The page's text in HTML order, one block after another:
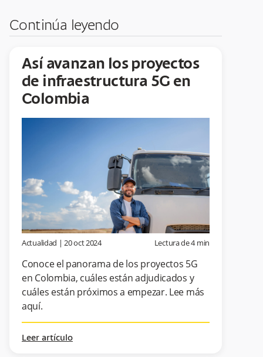
Continúa leyendo
Así avanzan los proyectos
de infraestructura 5G en
Colombia
Actualidad |20 oct 2024 Lectura de4min
Conoce el panorama de los proyectos 5G
en Colombia, cuáles están adjudicados y
cuáles están próximos a empezar. Lee más
aquí.
Leer artículo